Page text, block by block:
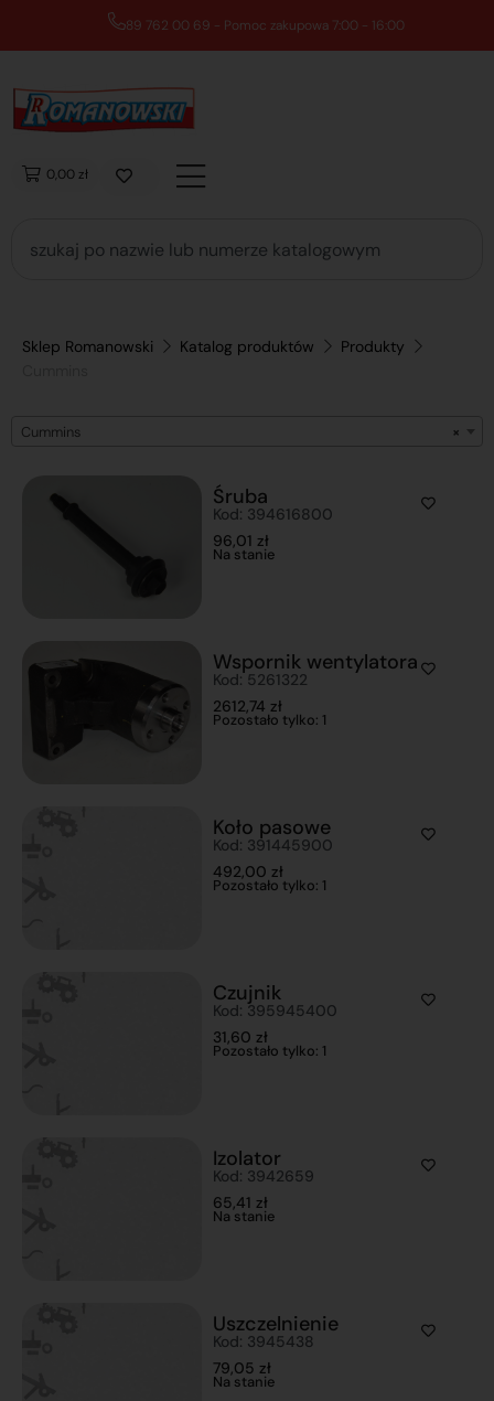
89 762 00 69 - Pomoc zakupowa 7:00 - 16:00
0,00 zł
Sklep Romanowski Katalog produktów
Produkty
×
Cummins
Śruba
Kod: 394616800
96,01 zł
Na stanie
Wspornik wentylatora
Kod: 5261322
2612,74 zł
Pozostało tylko: 1
Koło pasowe
Kod: 391445900
492,00 zł
Pozostało tylko: 1
Czujnik
Kod: 395945400
31,60 zł
Pozostało tylko: 1
Izolator
Kod: 3942659
65,41 zł
Na stanie
Uszczelnienie
Kod: 3945438
79,05 zł
Na stanie